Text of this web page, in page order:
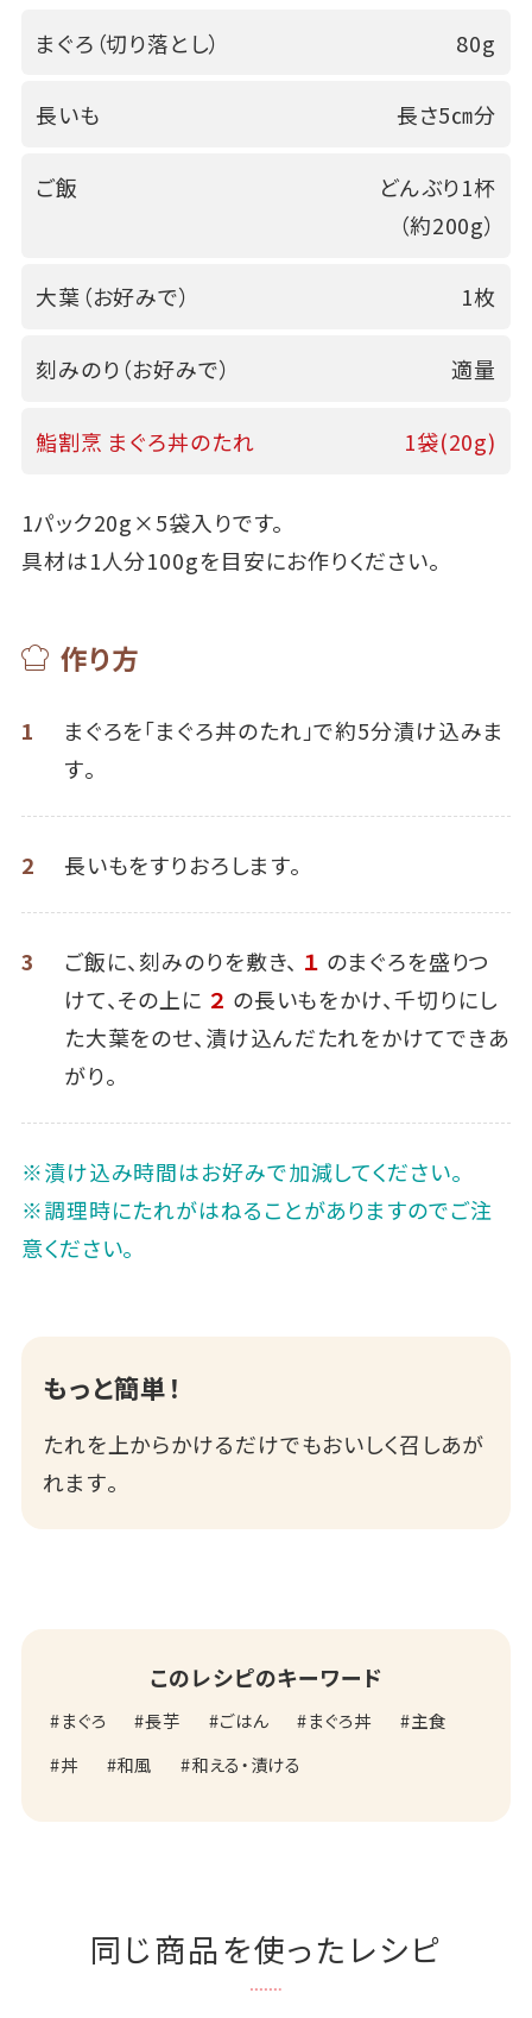
まぐろ（切り落とし） 80g
長いも 長さ5㎝分
ご飯
どんぶり1杯
（約200g）
大葉（お好みで） 1枚
刻みのり（お好みで） 適量
鮨割烹 まぐろ丼のたれ 1袋(20g)
1パック20g×5袋入りです。
具材は1人分100gを目安にお作りください。
作り方
1
まぐろを「まぐろ丼のたれ」で約5分漬け込みま
す｡
2 長いもをすりおろします。
3 ご飯に、刻みのりを敷き、 １ のまぐろを盛りつ
けて、その上に ２ の長いもをかけ、千切りにし
た大葉をのせ、漬け込んだたれをかけてできあ
がり。
※漬け込み時間はお好みで加減してください｡
※調理時にたれがはねることがありますのでご注
意ください。
もっと簡単！
たれを上からかけるだけでもおいしく召しあが
れます｡
このレシピのキーワード
まぐろ 長芋 ごはん まぐろ丼
主食
丼
和風 和える・漬ける
同じ商品を使ったレシピ